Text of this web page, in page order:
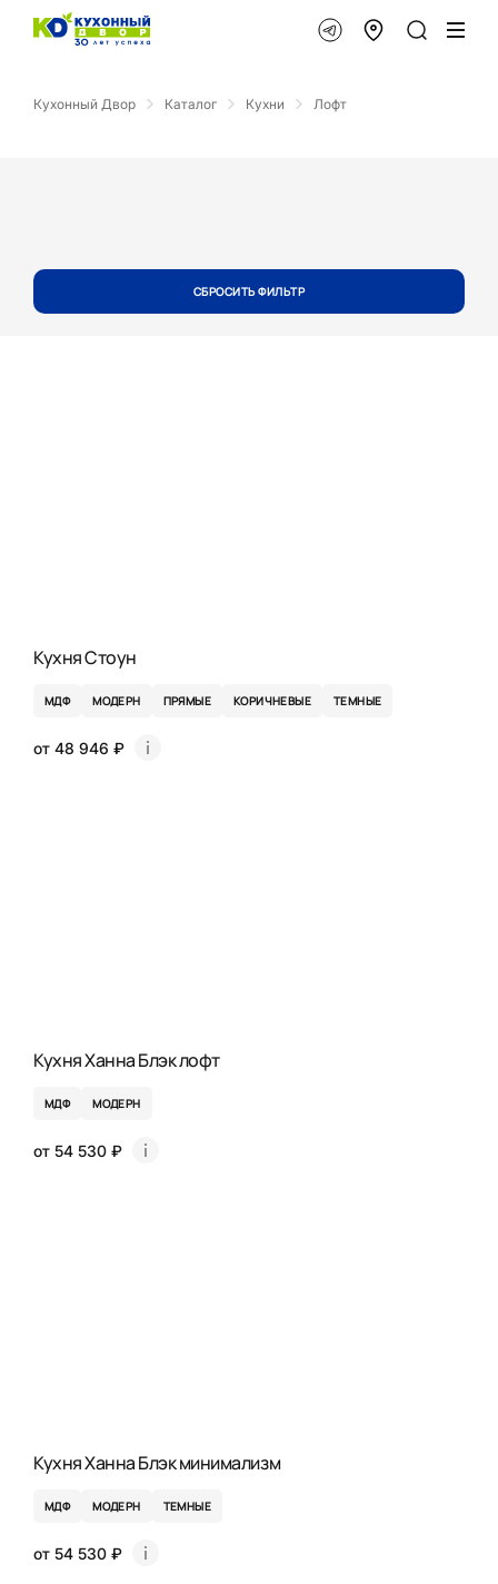
Кухонный Двор Каталог Кухни Лофт
СБРОСИТЬ ФИЛЬТР
Кухня Стоун
МДФ МОДЕРН ПРЯМЫЕ КОРИЧНЕВЫЕ ТЕМНЫЕ
от 48 946 ₽
Кухня Ханна Блэк лофт
МДФ МОДЕРН
от 54 530 ₽
Кухня Ханна Блэк минимализм
МДФ МОДЕРН ТЕМНЫЕ
от 54 530 ₽